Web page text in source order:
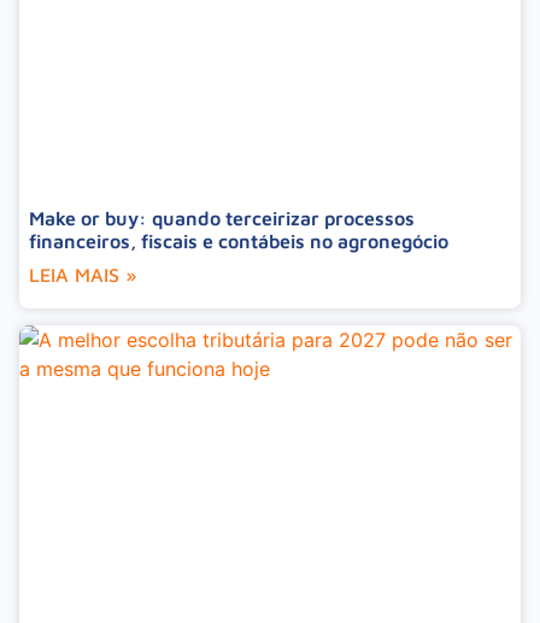
Make or buy: quando terceirizar processos
financeiros, fiscais e contábeis no agronegócio
LEIA MAIS »